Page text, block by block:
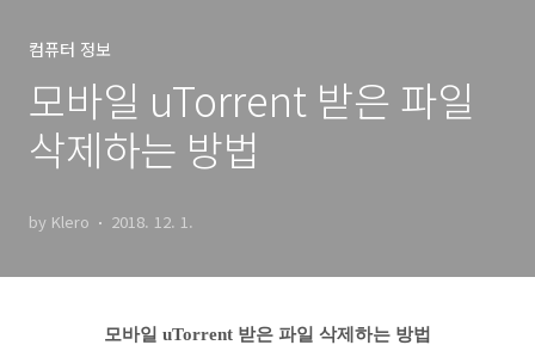
컴퓨터 정보
모바일 uTorrent 받은 파일
삭제하는 방법
by Klero 2018. 12. 1.
모바일 uTorrent 받은 파일 삭제하는 방법